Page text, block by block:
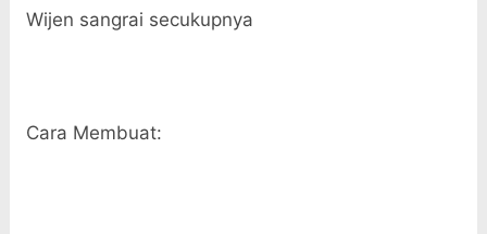
Wijen sangrai secukupnya
Cara Membuat: